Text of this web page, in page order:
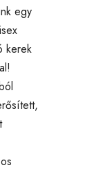
egy
kerek